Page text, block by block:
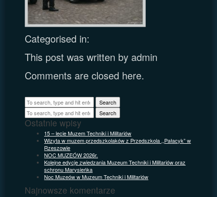
Categorised in:
This post was written by admin
Comments are closed here.
Search
Search
Ostatnie wpisy
15 – lecie Muzem Techniki i Militariów
Wizyta w muzem przedszkolaków z Przedszkola ,,Pałacyk” w
Rzeszowie
NOC MUZEÓW 2026r.
Kolejne edycje zwiedzania Muzeum Techniki i Militariów oraz
schronu Marysieńka
Noc Muzeów w Muzeum Techniki i Militariów
Najnowsze komentarze